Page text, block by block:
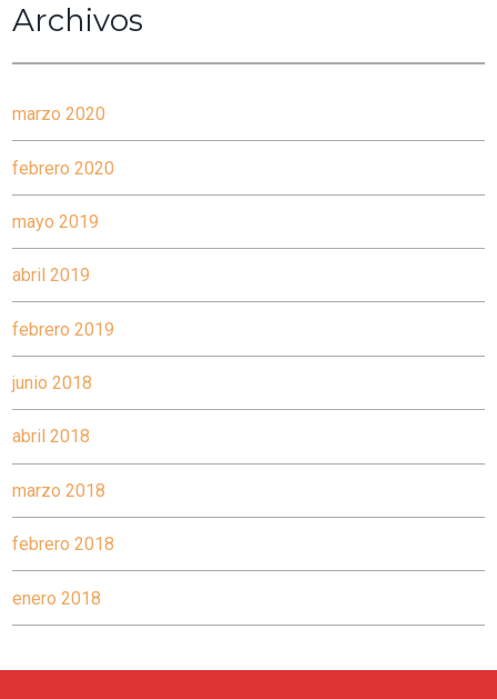
Archivos
marzo 2020
febrero 2020
mayo 2019
abril 2019
febrero 2019
junio 2018
abril 2018
marzo 2018
febrero 2018
enero 2018